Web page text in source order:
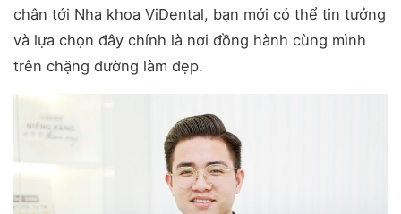
chân tới Nha khoa ViDental, bạn mới có thể tin tưởng
và lựa chọn đây chính là nơi đồng hành cùng mình
trên chặng đường làm đẹp.